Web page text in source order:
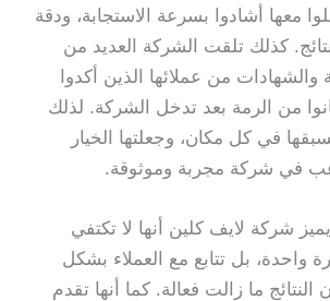
معها أشادوا بسرعة الاستجابة، ودقة
النتائج. كذلك تلقت الشركة العديد من
والشهادات من عملائها الذين أكدوا
من الرمة بعد تدخل الشركة. لذلك
في كل مكان، وجعلتها الخيار
في شركة مجربة وموثوقة.
شركة لايف كلين أنها لا تكتفي
واحدة، بل تتابع مع العملاء بشكل
ما زالت فعالة. كما أنها تقدم